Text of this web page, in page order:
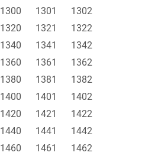
1300 1301
1302
1320 1321
1322
1340 1341
1342
1360 1361
1362
1380 1381
1382
1400 1401
1402
1420 1421
1422
1440 1441
1442
1460 1461
1462